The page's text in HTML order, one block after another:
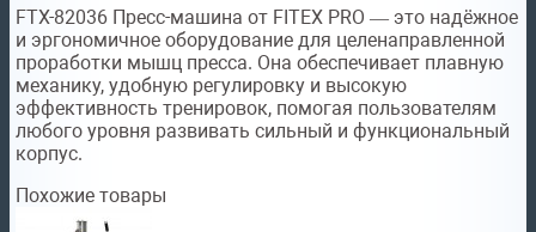
FTX-82036 Пресс-машина от FITEX PRO — это надёжное
и эргономичное оборудование для целенаправленной
проработки мышц пресса. Она обеспечивает плавную
механику, удобную регулировку и высокую
эффективность тренировок, помогая пользователям
любого уровня развивать сильный и функциональный
корпус.
Похожие товары